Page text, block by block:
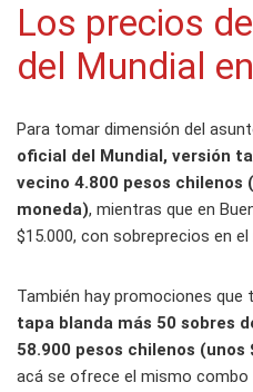
Los precios
del Mundial
Para tomar dimensión del
oficial del Mundial, versión
vecino 4.800 pesos chilenos
moneda), mientras que en
$15.000, con sobreprecios en el
También hay promociones que
tapa blanda más 50 sobres
58.900 pesos chilenos
acá se ofrece el mismo combo